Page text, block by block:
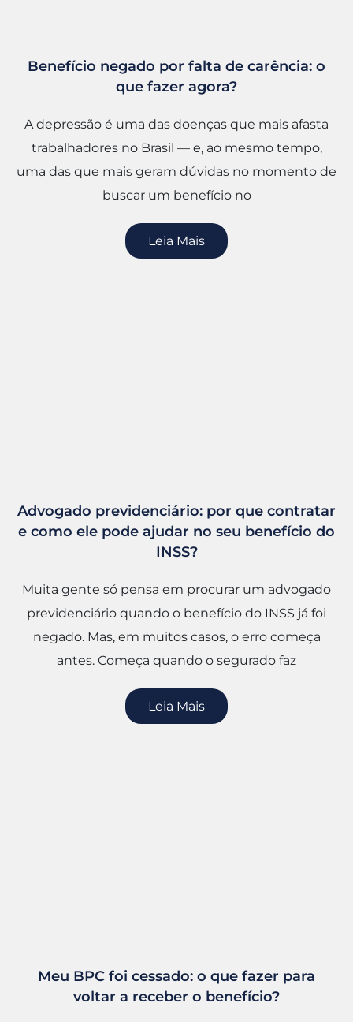
Benefício negado por falta de carência: o
que fazer agora?
A depressão é uma das doenças que mais afasta
trabalhadores no Brasil — e, ao mesmo tempo,
uma das que mais geram dúvidas no momento de
buscar um benefício no
Leia Mais
Advogado previdenciário: por que contratar
e como ele pode ajudar no seu benefício do
INSS?
Muita gente só pensa em procurar um advogado
previdenciário quando o benefício do INSS já foi
negado. Mas, em muitos casos, o erro começa
antes. Começa quando o segurado faz
Leia Mais
Meu BPC foi cessado: o que fazer para
voltar a receber o benefício?